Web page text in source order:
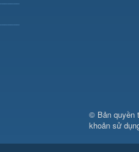
© Bản quyền
khoản sử